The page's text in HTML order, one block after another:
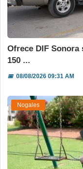
Ofrece DIF
150 ...
📅08/08/2026 09:31 AM
Nogales